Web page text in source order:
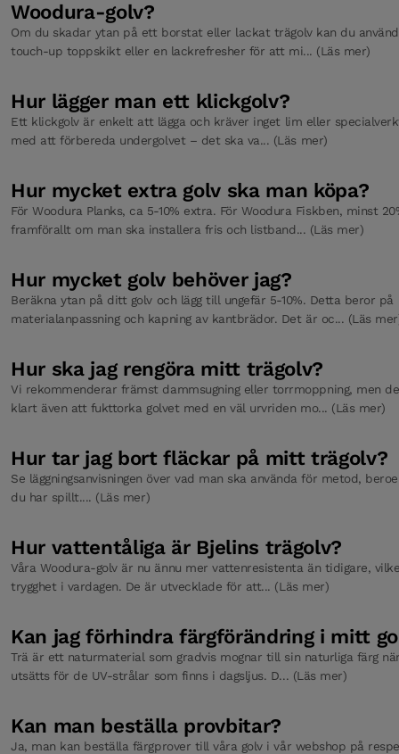
Woodura-golv?
Om du skadar ytan på ett borstat eller lackat trägolv kan du
touch-up toppskikt eller en lackrefresher för att mi... (Läs mer)
Hur lägger man ett klickgolv?
Ett klickgolv är enkelt att lägga och kräver inget lim eller
med att förbereda undergolvet – det ska va... (Läs mer)
Hur mycket extra golv ska man köpa?
För Woodura Planks, ca 5-10% extra. För Woodura Fiskben, minst
framförallt om man ska installera fris och listband... (Läs mer)
Hur mycket golv behöver jag?
Beräkna ytan på ditt golv och lägg till ungefär 5-10%. Detta beror på
materialanpassning och kapning av kantbrädor. Det är oc... (Läs
Hur ska jag rengöra mitt trägolv?
Vi rekommenderar främst dammsugning eller torrmoppning, men
klart även att fukttorka golvet med en väl urvriden mo... (Läs mer)
Hur tar jag bort fläckar på mitt trägolv?
Se läggningsanvisningen över vad man ska använda för metod,
du har spillt.... (Läs mer)
Hur vattentåliga är Bjelins trägolv?
Våra Woodura-golv är nu ännu mer vattenresistenta än tidigare,
trygghet i vardagen. De är utvecklade för att... (Läs mer)
Kan jag förhindra färgförändring i mitt
Trä är ett naturmaterial som gradvis mognar till sin naturliga färg
utsätts för de UV-strålar som finns i dagsljus. D... (Läs mer)
Kan man beställa provbitar?
Ja, man kan beställa färgprover till våra golv i vår webshop på